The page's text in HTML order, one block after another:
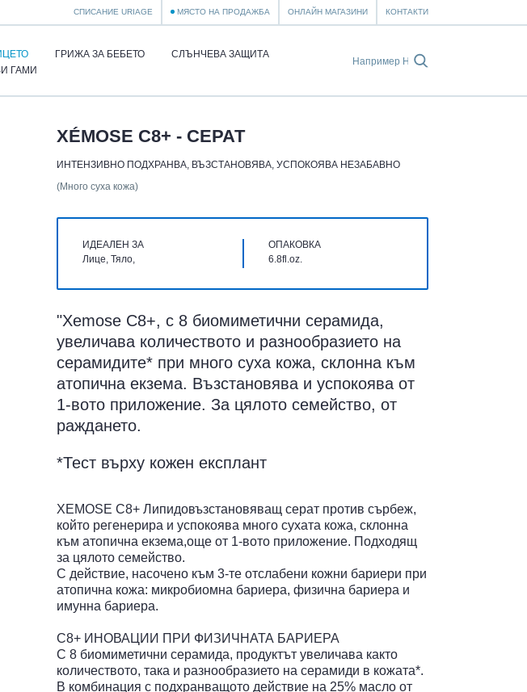
СПИСАНИЕ URIAGE МЯСТО НА ПРОДАЖБА ОНЛАЙН МАГАЗИНИ КОНТАКТИ
ГРИЖА ЗА БЕБЕТО
СЛЪНЧЕВА ЗАЩИТА
ГАМИ
XÉMOSE C8+ - СЕРАТ
ИНТЕНЗИВНО ПОДХРАНВА, ВЪЗСТАНОВЯВА, УСПОКОЯВА НЕЗАБАВНО
(Много суха кожа)
ИДЕАЛЕН ЗА
Лице, Тяло,
ОПАКОВКА
6.8fl.oz.
"Xemose C8+, с 8 биомиметични серамида,
увеличава количеството и разнообразието на
серамидите* при много суха кожа, склонна към
атопична екзема. Възстановява и успокоява от
1-вото приложение. За цялото семейство, от
раждането.
*Тест върху кожен експлант
XEMOSE C8+ Липидовъзстановяващ серат против сърбеж,
който регенерира и успокоява много сухата кожа, склонна
към атопична екзема,още от 1-вото приложение. Подходящ
за цялото семейство.
С действие, насочено към 3-те отслабени кожни бариери при
атопична кожа: микробиомна бариера, физична бариера и
имунна бариера.
C8+ ИНОВАЦИИ ПРИ ФИЗИЧНАТА БАРИЕРА
С 8 биомиметични серамида, продуктът увеличава както
количеството, така и разнообразието на серамиди в кожата*.
В комбинация с подхранващото действие на 25% масло от